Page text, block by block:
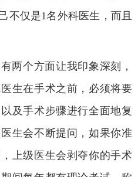
不仅是1名外科医生，而且
两个方面让我印象深刻，
生在手术之前，必须将要
及手术步骤进行全面地复
生会不断提问，如果你准
上级医生会剥夺你的手术